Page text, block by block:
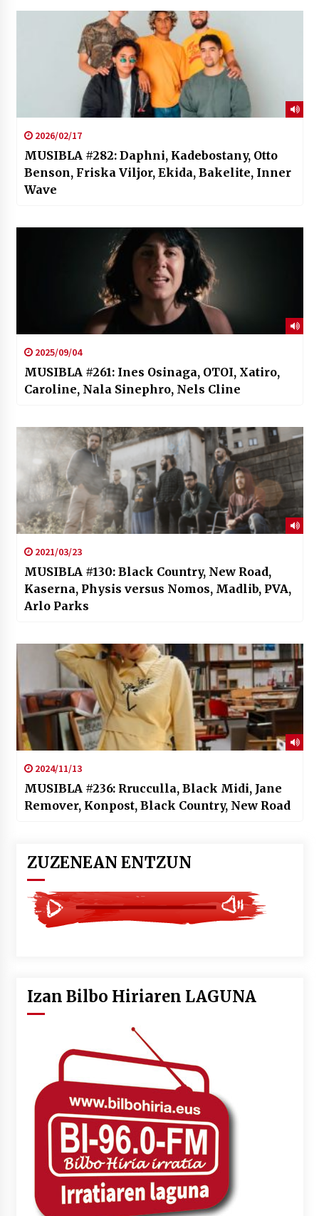
2026/02/17
MUSIBLA #282: Daphni, Kadebostany, Otto
Benson, Friska Viljor, Ekida, Bakelite, Inner
Wave
2025/09/04
MUSIBLA #261: Ines Osinaga, OTOI, Xatiro,
Caroline, Nala Sinephro, Nels Cline
2021/03/23
MUSIBLA #130: Black Country, New Road,
Kaserna, Physis versus Nomos, Madlib, PVA,
Arlo Parks
2024/11/13
MUSIBLA #236: Rrucculla, Black Midi, Jane
Remover, Konpost, Black Country, New Road
ZUZENEAN ENTZUN
Izan Bilbo Hiriaren LAGUNA